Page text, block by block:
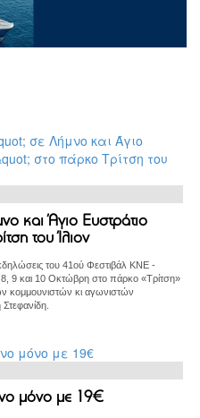
και Άγιο Ευστράτιο
του Ίλιον
του 41ού Φεστιβάλ ΚΝΕ -
9 και 10 Οκτώβρη στο πάρκο «Τρίτση»
κομμουνιστών κι αγωνιστών
μόνο με 19€